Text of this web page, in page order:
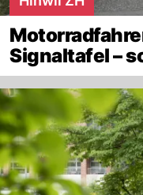
Signaltafel –